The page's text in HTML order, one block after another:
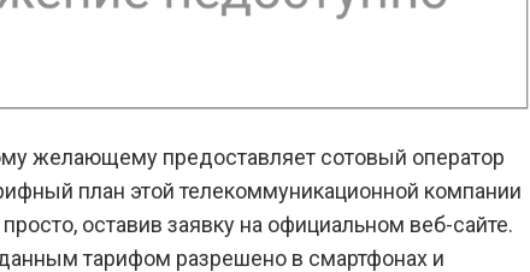
желающему предоставляет сотовый оператор
план этой телекоммуникационной компании
оставив заявку на официальном веб-сайте.
тарифом разрешено в смартфонах и